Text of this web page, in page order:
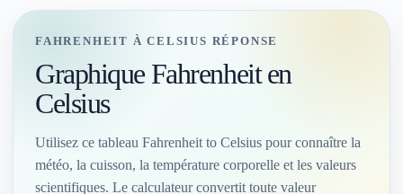
FAHRENHEIT À CELSIUS RÉPONSE
Graphique Fahrenheit en
Celsius
Utilisez ce tableau Fahrenheit to Celsius pour connaître la
météo, la cuisson, la température corporelle et les valeurs
scientifiques. Le calculateur convertit toute valeur